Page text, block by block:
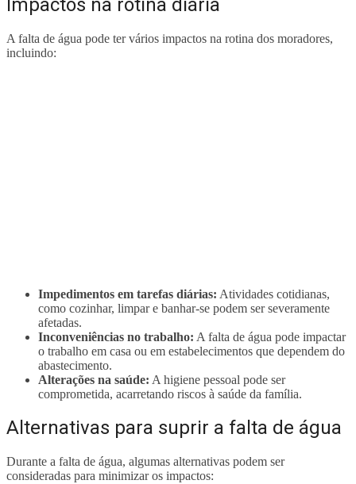
Impactos na rotina diária
A falta de água pode ter vários impactos na rotina dos moradores,
incluindo:
Impedimentos em tarefas diárias: Atividades cotidianas,
como cozinhar, limpar e banhar-se podem ser severamente
afetadas.
Inconveniências no trabalho: A falta de água pode impactar
o trabalho em casa ou em estabelecimentos que dependem do
abastecimento.
Alterações na saúde: A higiene pessoal pode ser
comprometida, acarretando riscos à saúde da família.
Alternativas para suprir a falta de água
Durante a falta de água, algumas alternativas podem ser
consideradas para minimizar os impactos: